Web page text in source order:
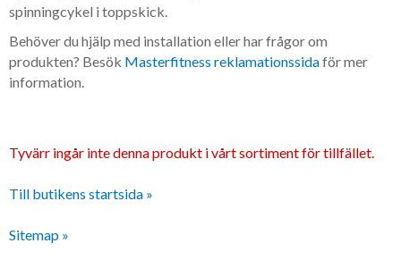
spinningcykel i toppskick.
Behöver du hjälp med installation eller har frågor om
produkten? Besök Masterfitness reklamationssidaför mer
information.
Tyvärr ingår inte denna produkt i vårt sortiment för tillfället.
Till butikens startsida »
Sitemap »